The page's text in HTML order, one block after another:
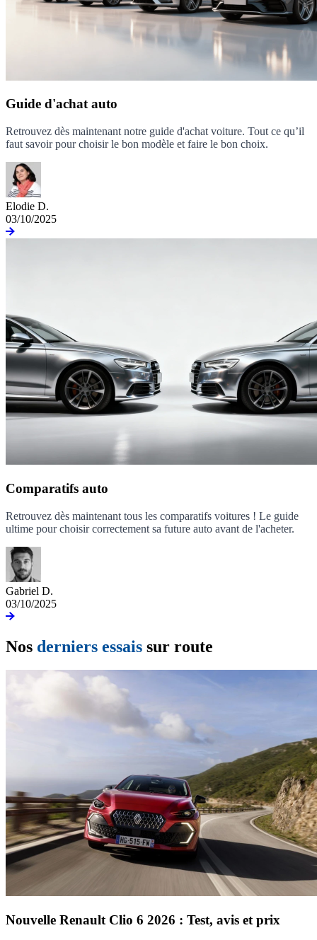
Guide d'achat auto
Retrouvez dès maintenant notre guide d'achat voiture. Tout ce qu’il
faut savoir pour choisir le bon modèle et faire le bon choix.
Elodie D.
03/10/2025
Comparatifs auto
Retrouvez dès maintenant tous les comparatifs voitures ! Le guide
ultime pour choisir correctement sa future auto avant de l'acheter.
Gabriel D.
03/10/2025
Nos derniers essais sur route
Nouvelle Renault Clio 6 2026 : Test, avis et prix